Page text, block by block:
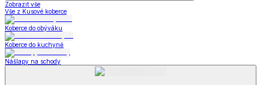
Zobrazit vše
Vše z Kusové koberce
Koberce do obýváku
Koberce do kuchyně
Nášlapy na schody